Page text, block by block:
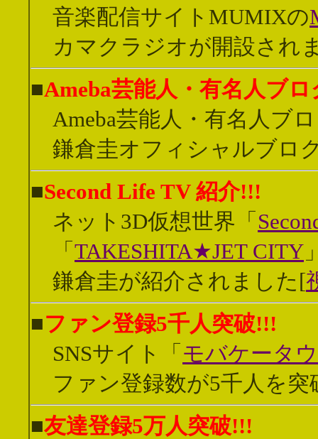
音楽配信サイトMUMIXの
カマクラジオが開設され
■Ameba芸能人・有名人ブ
Ameba芸能人・有名人ブ
鎌倉圭オフィシャルブロ
■Second Life TV 紹介!!!
ネット3D仮想世界「
「 TAKESHITA★JET CITY
鎌倉圭が紹介されました[
■ファン登録5千人突破!!!
SNSサイト「 モバケータ
ファン登録数が5千人を突
■友達登録5万人突破!!!